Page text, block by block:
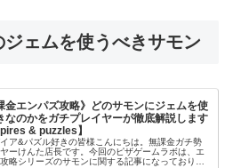
ェムを使うべきサモン
金エンパズ攻略》どのサモンにジェムを使
なのかをガチプレイヤーが徹底解説します
& puzzles】
ア&パズル好きの皆様こんにちは。無課金ガチ勢
ーけんた店長です。今回のピザゲームラボは、エ
略シリーズのサモンに関する記事になっておりま